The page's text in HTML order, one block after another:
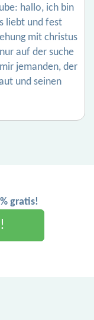
hallo, ich bin
liebt und fest
mit christus
auf der suche
jemanden, der
und seinen
gratis!